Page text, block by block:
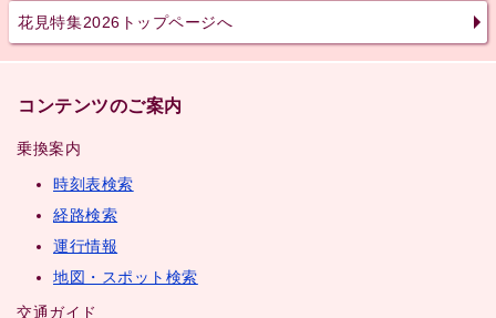
花見特集2026トップページへ
コンテンツのご案内
乗換案内
時刻表検索
経路検索
運行情報
地図・スポット検索
交通ガイド